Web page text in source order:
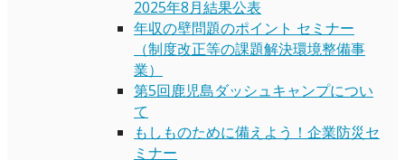
2025年8月結果公表
年収の壁問題のポイント セミナー
（制度改正等の課題解決環境整備事
業）
第5回鹿児島ダッシュキャンプについ
て
もしものために備えよう！企業防災セ
ミナー